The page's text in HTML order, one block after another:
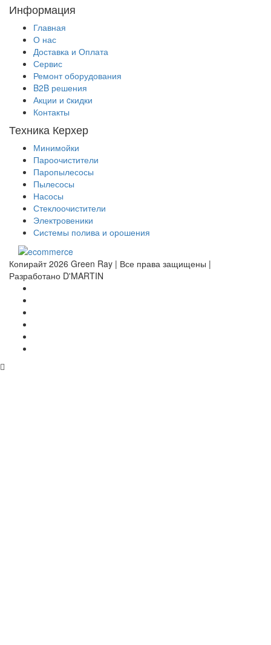
Информация
Главная
О нас
Доставка и Оплата
Сервис
Ремонт оборудования
B2B решения
Акции и cкидки
Контакты
Техника Керхер
Минимойки
Пароочистители
Паропылесосы
Пылесосы
Насосы
Стеклоочистители
Электровеники
Системы полива и орошения
Копирайт 2026 Green Ray | Все права защищены |
Разработано D'MARTIN